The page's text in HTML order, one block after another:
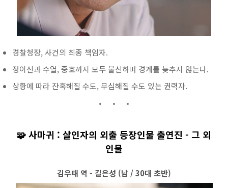
경찰청장, 사건의 최종 책임자.
정이신과 수열, 중호까지 모두 불신하며 경계를 늦추지 않는다.
상황에 따라 잔혹해질 수도, 무심해질 수도 있는 권력자.
🧩 사마귀 : 살인자의 외출 등장인물 출연진 - 그 외
인물
김우태 역 - 길은성 (남 / 30대 초반)